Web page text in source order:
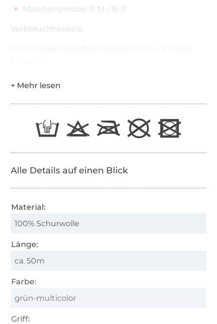
Maschenpreobe: 11 M / 16 R
Verbrauchhinweis:
Alle Details auf einen Blick
Material:
100% Schurwolle
Länge:
ca. 50m
Farbe:
grün-multicolor
Griff: